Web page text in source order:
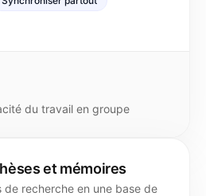
du travail en groupe
et mémoires
de recherche en une base de